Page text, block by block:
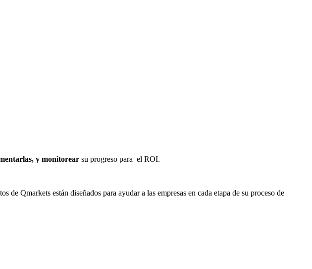
y monitorear su progreso para el ROI.
Qmarkets están diseñados para ayudar a las empresas en cada etapa de su proceso de